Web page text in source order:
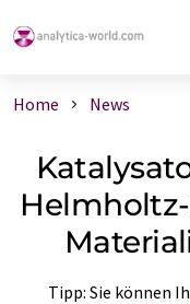
Home News
Tipp: Sie können